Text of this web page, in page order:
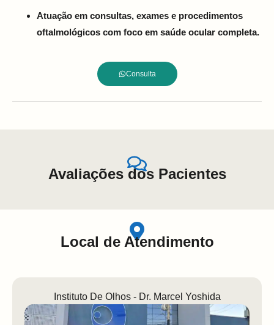
Atuação em consultas, exames e procedimentos
oftalmológicos com foco em saúde ocular completa.
Consulta
Avaliações dos Pacientes
Local de Atendimento
Instituto De Olhos - Dr. Marcel Yoshida